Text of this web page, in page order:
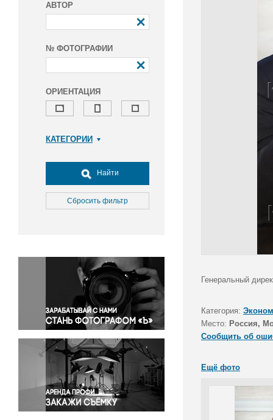
АВТОР
№ ФОТОГРАФИИ
ОРИЕНТАЦИЯ
КАТЕГОРИИ
Досуг, туризм и отдых
Культура
Медицина
Окружающая среда
Политика
Правосудие
Происшествия и конфликты
Религия
Светская жизнь
Спорт
Экология
Экономика и бизнес
Найти
Сбросить фильтр
Генеральный
Категория:
Место: Россия,
Сообщить об
Ещё фото